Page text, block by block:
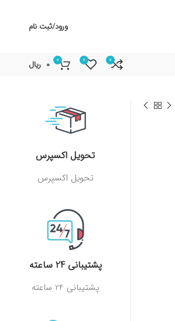
ورود/ثبت نام
0
0
0
0 ریال
تحویل اکسپرس
تحویل اکسپرس
پشتیبانی 24 ساعته
پشتیبانی 24 ساعته